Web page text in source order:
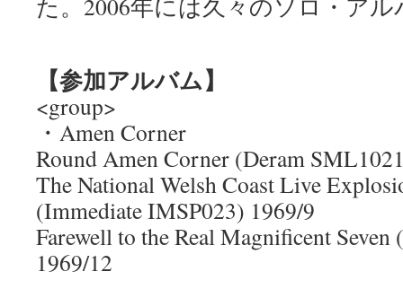
た。2006年には久々のソロ・ア
【参加アルバム】
<group>
・Amen Corner
Round Amen Corner (Deram
The National Welsh Coast Live
(Immediate IMSP023) 1969/9
Farewell to the Real Magnificent
1969/12